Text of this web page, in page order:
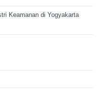
Keamanan di Yogyakarta